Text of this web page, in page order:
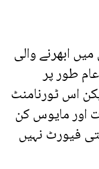
ابھرنے والی
طور پر
اس ٹورنامنٹ
اور مایوس کن
فیورٹ نہیں